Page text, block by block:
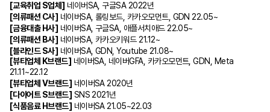
[교육취업 S업체 ] 네이버SA, 구글SA 2022년
[의류패션 C사] 네이버SA, 롤링보드, 카카오모먼트, GDN 22.05~
[금융대출H사] 네이버SA, 구글SA, 애플서치애드22.05~
[의류패션 B사] 네이버SA, 카카오키워드21.12~
[블라인드S사] 네이버SA, GDN, Youtube 21.08~
[뷰티업체 K브랜드] 네이버SA, 네이버GFA, 카카오모먼트, GDN, Meta
21.11~22.12
[뷰티업체 V브랜드] 네이버SA 2020년
[다이어트S브랜드] SNS 2021년
[식품음료H브랜드] 네이버SA 21.05~22.03